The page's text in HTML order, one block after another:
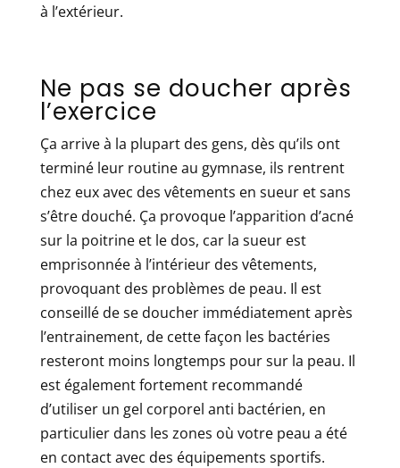
à l’extérieur.
Ne pas se doucher après
l’exercice
Ça arrive à la plupart des gens, dès qu’ils ont
terminé leur routine au gymnase, ils rentrent
chez eux avec des vêtements en sueur et sans
s’être douché. Ça provoque l’apparition d’acné
sur la poitrine et le dos, car la sueur est
emprisonnée à l’intérieur des vêtements,
provoquant des problèmes de peau. Il est
conseillé de se doucher immédiatement après
l’entrainement, de cette façon les bactéries
resteront moins longtemps pour sur la peau. Il
est également fortement recommandé
d’utiliser un gel corporel anti bactérien, en
particulier dans les zones où votre peau a été
en contact avec des équipements sportifs.